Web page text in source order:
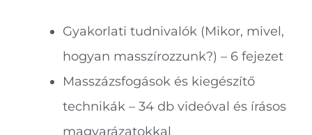
Gyakorlati tudnivalók (Mikor, mivel,
hogyan masszírozzunk?) – 6 fejezet
Masszázsfogások és kiegészítő
technikák – 34 db videóval és írásos
magyarázatokkal